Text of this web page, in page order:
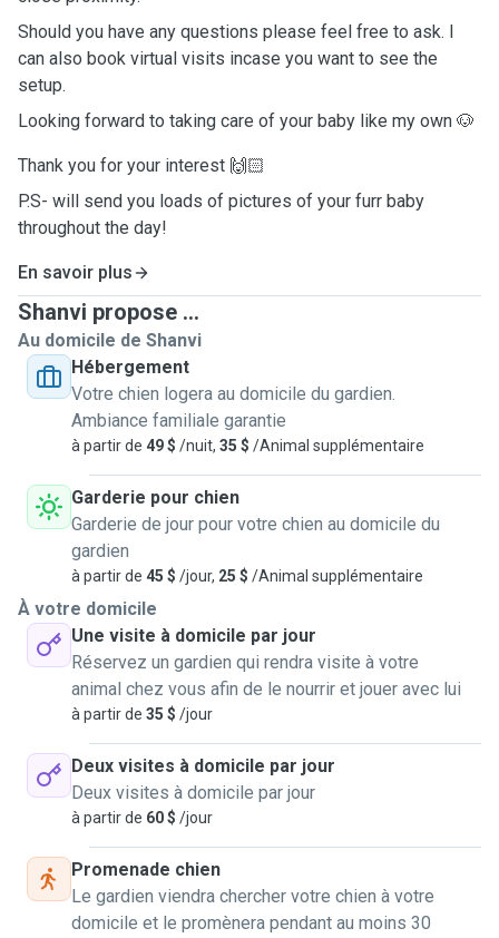
Should you have any questions please feel free to ask. I
can also book virtual visits incase you want to see the
setup.
Looking forward to taking care of your baby like my own 🐶
Thank you for your interest 🙌🏻
P.S- will send you loads of pictures of your furr baby
throughout the day!
En savoir plus
Shanvi propose ...
Au domicile de Shanvi
Hébergement
Votre chien logera au domicile du gardien.
Ambiance familiale garantie
à partir de 49 $ /nuit, 35 $ /Animal supplémentaire
Garderie pour chien
Garderie de jour pour votre chien au domicile du
gardien
à partir de 45 $ /jour, 25 $ /Animal supplémentaire
À votre domicile
Une visite à domicile par jour
Réservez un gardien qui rendra visite à votre
animal chez vous afin de le nourrir et jouer avec lui
à partir de 35 $ /jour
Deux visites à domicile par jour
Deux visites à domicile par jour
à partir de 60 $ /jour
Promenade chien
Le gardien viendra chercher votre chien à votre
domicile et le promènera pendant au moins 30